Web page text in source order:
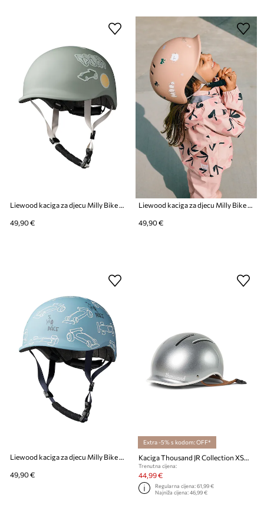
Liewood kaciga za djecu Milly Bike Helmet
49,90 €
Liewood kaciga za djecu Milly Bike Helmet
49,90 €
49,90 €
Extra -5% s kodom: OFF*
Kaciga Thousand JR Collection XSmall
Trenutna cijena:
44,99 €
Regularna cijena:61,99 €
Najniža cijena:46,99 €